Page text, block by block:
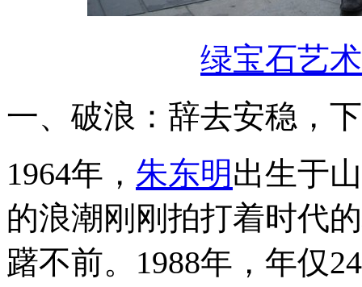
绿宝石艺
一、破浪：辞去安稳，
1964年， 朱东明出生于
的浪潮刚刚拍打着时代
躇不前。1988年，年仅